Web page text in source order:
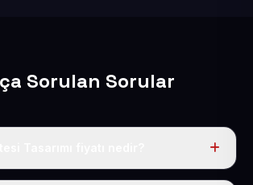
Sorulan Sorular
yıllık 50 USD + KDV. Bu bedele alan